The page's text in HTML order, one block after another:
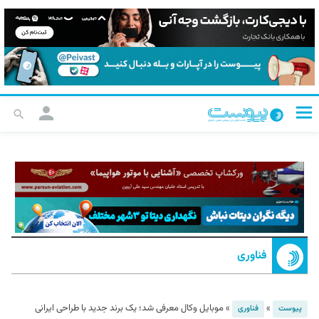
فناوری
پیوست » فناوری »موبایل وکال معرفی شد؛ یک برند جدید با طراحی ایرانی